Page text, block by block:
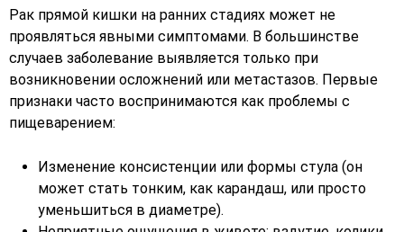
Рак прямой кишки на ранних стадиях может не
проявляться явными симптомами. В большинстве
случаев заболевание выявляется только при
возникновении осложнений или метастазов. Первые
признаки часто воспринимаются как проблемы с
пищеварением:
Изменение консистенции или формы стула (он
может стать тонким, как карандаш, или просто
уменьшиться в диаметре).